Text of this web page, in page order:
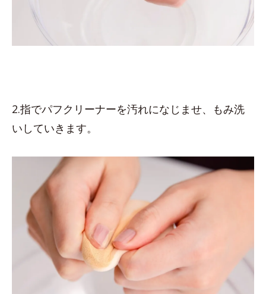
2.指でパフクリーナーを汚れになじませ、もみ洗
いしていきます。